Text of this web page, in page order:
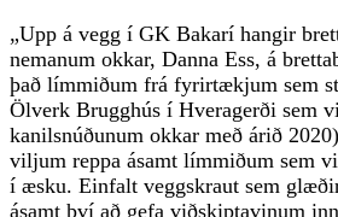
„Upp á vegg í GK Bakarí hangir
nemanum okkar, Danna Ess, á
það límmiðum frá fyrirtækjum sem
Ölverk Brugghús í Hveragerði sem
kanilsnúðunum okkar með árið
viljum reppa ásamt límmiðum sem
í æsku. Einfalt veggskraut sem
ásamt því að gefa viðskiptavinum